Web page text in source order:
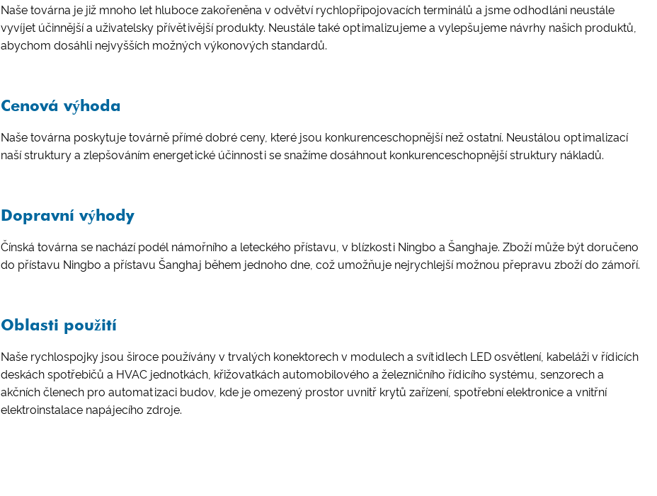
Naše továrna je již mnoho let hluboce zakořeněna v odvětví rychlopřipojovacích terminálů a jsme odhodláni neustále
vyvíjet účinnější a uživatelsky přívětivější produkty. Neustále také optimalizujeme a vylepšujeme návrhy našich produktů,
abychom dosáhli nejvyšších možných výkonových standardů.
Cenová výhoda
Naše továrna poskytuje továrně přímé dobré ceny, které jsou konkurenceschopnější než ostatní. Neustálou optimalizací
naší struktury a zlepšováním energetické účinnosti se snažíme dosáhnout konkurenceschopnější struktury nákladů.
Dopravní výhody
Čínská továrna se nachází podél námořního a leteckého přístavu, v blízkosti Ningbo a Šanghaje. Zboží může být doručeno
do přístavu Ningbo a přístavu Šanghaj během jednoho dne, což umožňuje nejrychlejší možnou přepravu zboží do zámoří.
Oblasti použití
Naše rychlospojky jsou široce používány v trvalých konektorech v modulech a svítidlech LED osvětlení, kabeláži v řídicích
deskách spotřebičů a HVAC jednotkách, křižovatkách automobilového a železničního řídicího systému, senzorech a
akčních členech pro automatizaci budov, kde je omezený prostor uvnitř krytů zařízení, spotřební elektronice a vnitřní
elektroinstalace napájecího zdroje.